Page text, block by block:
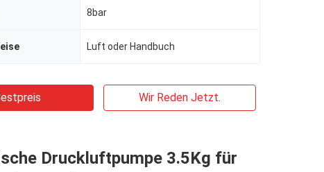
8bar
Luft oder Handbuch
Wir Reden Jetzt.
Druckluftpumpe 3.5Kg für